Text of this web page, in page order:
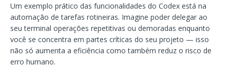
Um exemplo prático das funcionalidades do Codex está na
automação de tarefas rotineiras. Imagine poder delegar ao
seu terminal operações repetitivas ou demoradas enquanto
você se concentra em partes críticas do seu projeto — isso
não só aumenta a eficiência como também reduz o risco de
erro humano.